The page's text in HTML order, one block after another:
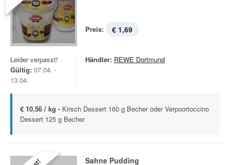
Preis: € 1,69
Leider verpasst!
Gültig: 07.04. -
13.04.
Händler: REWE Dortmund
€ 10,56 / kg - Kirsch Dessert 160 g Becher oder Verpoortoccino
Dessert 125 g Becher
Sahne Pudding